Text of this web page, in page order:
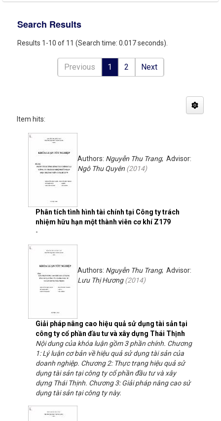
Search Results
Results 1-10 of 11 (Search time: 0.017 seconds).
Previous 1 2 Next
Item hits:
Phân tích tình hình tài chính tại Công ty trách
nhiệm hữu hạn một thành viên cơ khí Z179
Authors: Nguyễn Thu Trang; Advisor:
Ngô Thu Quyên (2014)
-
Giải pháp nâng cao hiệu quả sử dụng tài sản tại
công ty cổ phần đầu tư và xây dựng Thái Thịnh
Authors: Nguyễn Thu Trang; Advisor:
Lưu Thị Hương(2014)
Nội dung của khóa luận gồm 3 phần chính. Chương
1: Lý luận cơ bản về hiệu quả sử dụng tài sản của
doanh nghiệp. Chương 2: Thực trạng hiệu quả sử
dụng tài sản tại công ty cổ phần đầu tư và xây
dựng Thái Thịnh. Chương 3: Giải pháp nâng cao sử
dụng tài sản tại công ty này.